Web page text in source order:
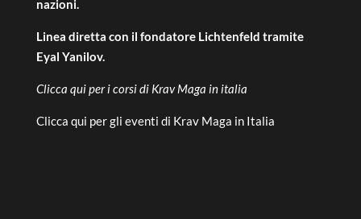
nazioni.
Linea diretta con il fondatore Lichtenfeld tramite
Eyal Yanilov.
Clicca qui per icorsi di Krav Maga in italia
Clicca qui per gli eventi di Krav Maga in Italia